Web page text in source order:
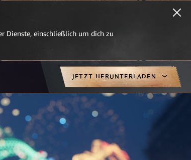
Dienste, einschließlich um dich zu
JETZT HERUNTERLADEN